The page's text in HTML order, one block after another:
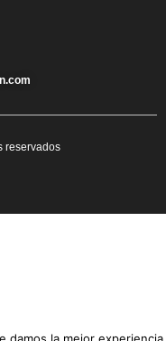
reservados